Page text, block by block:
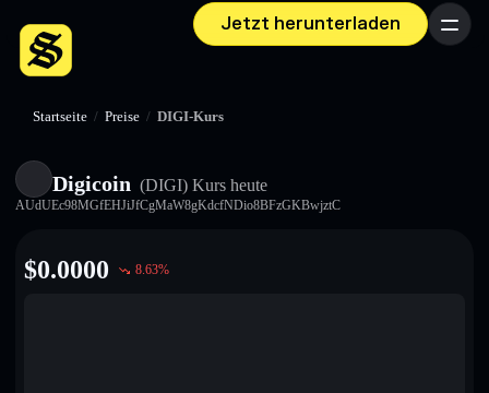
Jetzt herunterladen Menü
Startseite / Preise / DIGI-Kurs
Digicoin (DIGI) Kurs heute
AUdUEc98MGfEHJiJfCgMaW8gKdcfNDio8BFzGKBwjztC
$0.0000 8.63%